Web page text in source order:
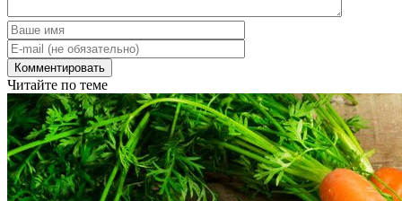
Читайте по теме